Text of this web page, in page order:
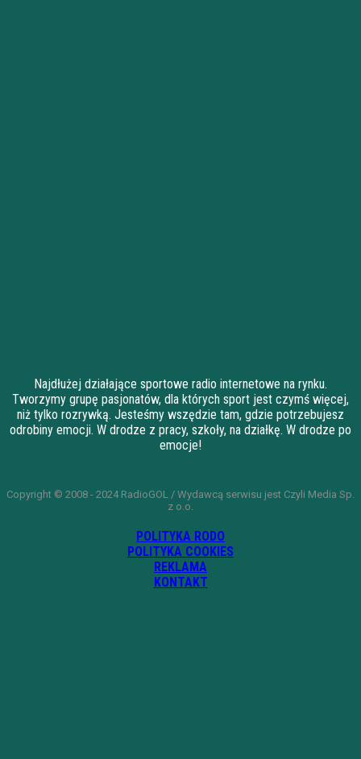
Najdłużej działające sportowe radio internetowe na rynku.
Tworzymy grupę pasjonatów, dla których sport jest czymś więcej,
niż tylko rozrywką. Jesteśmy wszędzie tam, gdzie potrzebujesz
odrobiny emocji. W drodze z pracy, szkoły, na działkę. W drodze po
emocje!
Copyright © 2008 - 2024 RadioGOL / Wydawcą serwisu jest Czyli Media Sp.
z o.o.
POLITYKA RODO
POLITYKA COOKIES
REKLAMA
KONTAKT